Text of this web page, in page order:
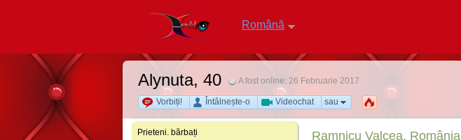
Română
Alynuta, 40 A fost online: 26 Februarie 2017
Vorbiți! Întâlnește-o Videochat sau
Prieteni. bărbați Ramnicu Valcea, România